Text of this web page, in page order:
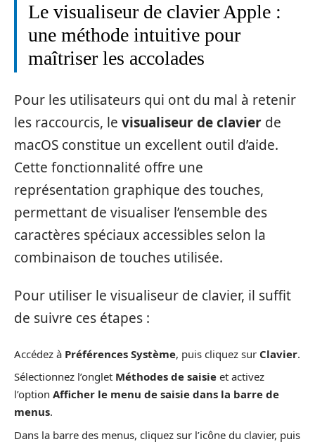
Le visualiseur de clavier Apple :
une méthode intuitive pour
maîtriser les accolades
Pour les utilisateurs qui ont du mal à retenir
les raccourcis, le visualiseur de clavier de
macOS constitue un excellent outil d’aide.
Cette fonctionnalité offre une
représentation graphique des touches,
permettant de visualiser l’ensemble des
caractères spéciaux accessibles selon la
combinaison de touches utilisée.
Pour utiliser le visualiseur de clavier, il suffit
de suivre ces étapes :
Accédez à Préférences Système, puis cliquez sur Clavier.
Sélectionnez l’onglet Méthodes de saisie et activez
l’option Afficher le menu de saisie dans la barre de
menus.
Dans la barre des menus, cliquez sur l’icône du clavier, puis